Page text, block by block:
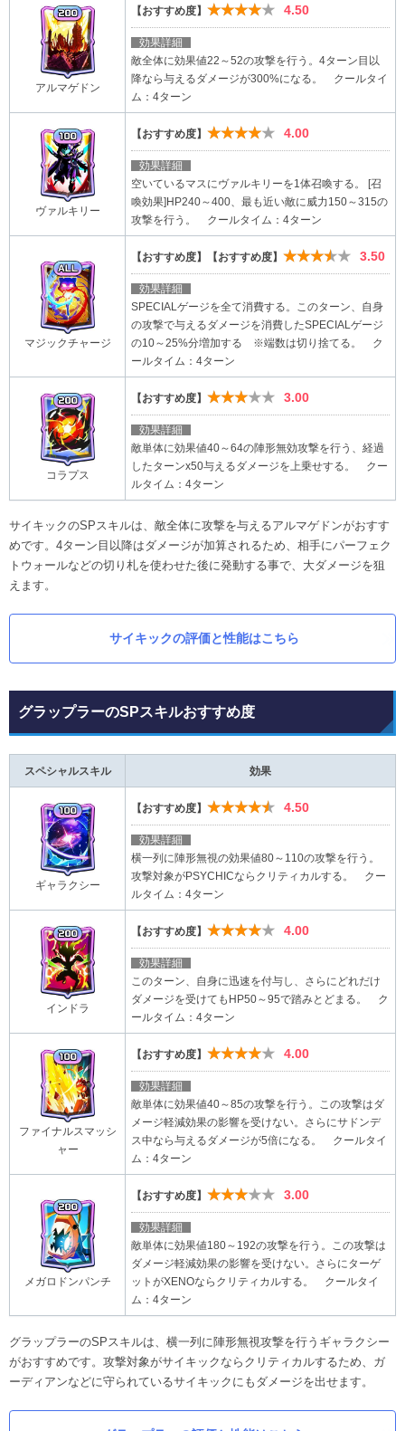
アルマゲドン
【おすすめ度】 ★★★★★ 4.50
効果詳細
敵全体に効果値22～52の攻撃を行う。4ターン目以
降なら与えるダメージが300%になる。 クールタイ
ム：4ターン
ヴァルキリー
【おすすめ度】 ★★★★★ 4.00
効果詳細
空いているマスにヴァルキリーを1体召喚する。 [召
喚効果]HP240～400、最も近い敵に威力150～315の
攻撃を行う。 クールタイム：4ターン
マジックチャージ
【おすすめ度】【おすすめ度】 ★★★★★ 3.50
効果詳細
SPECIALゲージを全て消費する。このターン、自身
の攻撃で与えるダメージを消費したSPECIALゲージ
の10～25%分増加する ※端数は切り捨てる。 ク
ールタイム：4ターン
コラプス
【おすすめ度】 ★★★★★ 3.00
効果詳細
敵単体に効果値40～64の陣形無効攻撃を行う、経過
したターンx50与えるダメージを上乗せする。 クー
ルタイム：4ターン
サイキックのSPスキルは、敵全体に攻撃を与えるアルマゲドンがおすす
めです。4ターン目以降はダメージが加算されるため、相手にパーフェク
トウォールなどの切り札を使わせた後に発動する事で、大ダメージを狙
えます。
サイキックの評価と性能はこちら
グラップラーのSPスキルおすすめ度
スペシャルスキル 効果
ギャラクシー
【おすすめ度】 ★★★★★ 4.50
効果詳細
横一列に陣形無視の効果値80～110の攻撃を行う。
攻撃対象がPSYCHICならクリティカルする。 クー
ルタイム：4ターン
インドラ
【おすすめ度】 ★★★★★ 4.00
効果詳細
このターン、自身に迅速を付与し、さらにどれだけ
ダメージを受けてもHP50～95で踏みとどまる。 ク
ールタイム：4ターン
ファイナルスマッシ
ャー
【おすすめ度】 ★★★★★ 4.00
効果詳細
敵単体に効果値40～85の攻撃を行う。この攻撃はダ
メージ軽減効果の影響を受けない。さらにサドンデ
ス中なら与えるダメージが5倍になる。 クールタイ
ム：4ターン
メガロドンパンチ
【おすすめ度】 ★★★★★ 3.00
効果詳細
敵単体に効果値180～192の攻撃を行う。この攻撃は
ダメージ軽減効果の影響を受けない。さらにターゲ
ットがXENOならクリティカルする。 クールタイ
ム：4ターン
グラップラーのSPスキルは、横一列に陣形無視攻撃を行うギャラクシー
がおすすめです。攻撃対象がサイキックならクリティカルするため、ガ
ーディアンなどに守られているサイキックにもダメージを出せます。